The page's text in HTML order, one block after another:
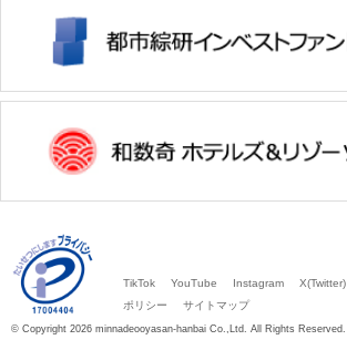
TikTok YouTube Instagram X(Twitter)
ポリシー
サイトマップ
© Copyright 2026 minnadeooyasan-hanbai Co.,Ltd. All Rights Reserved.